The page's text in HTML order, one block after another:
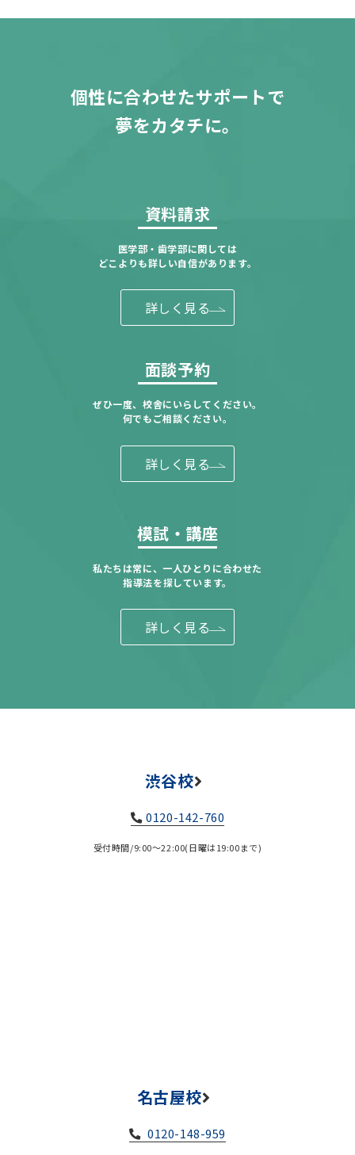
個性に合わせたサポートで
夢をカタチに。
資料請求
医学部・歯学部に関しては
どこよりも詳しい自信があります。
詳しく見る
面談予約
ぜひ一度、校舎にいらしてください。
何でもご相談ください。
詳しく見る
模試・講座
私たちは常に、一人ひとりに合わせた
指導法を探しています。
詳しく見る
渋谷校
0120-142-760
受付時間/9:00～22:00(日曜は19:00まで)
名古屋校
0120-148-959